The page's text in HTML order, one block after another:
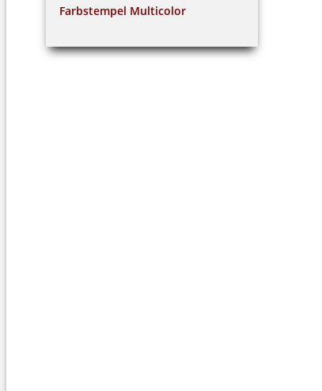
Farbstempel Multicolor